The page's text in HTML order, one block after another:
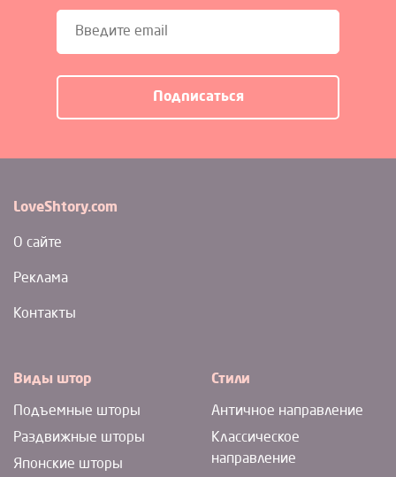
LoveShtory.com
О сайте
Реклама
Контакты
Виды штор
Подъемные шторы
Раздвижные шторы
Японские шторы
Стили
Античное направление
Классическое
направление